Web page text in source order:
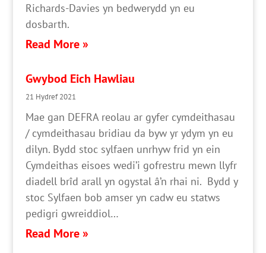
Richards-Davies yn bedwerydd yn eu
dosbarth.
Read More »
Gwybod Eich Hawliau
21 Hydref 2021
Mae gan DEFRA reolau ar gyfer cymdeithasau
/ cymdeithasau bridiau da byw yr ydym yn eu
dilyn. Bydd stoc sylfaen unrhyw frid yn ein
Cymdeithas eisoes wedi’i gofrestru mewn llyfr
diadell brîd arall yn ogystal â’n rhai ni. Bydd y
stoc Sylfaen bob amser yn cadw eu statws
pedigri gwreiddiol…
Read More »